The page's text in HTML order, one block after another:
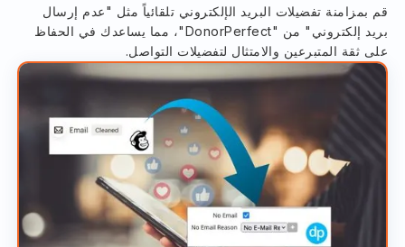
قم بمزامنة تفضيلات البريد الإلكتروني تلقائياً مثل "عدم إرسال
بريد إلكتروني" من "DonorPerfect"، مما يساعدك في الحفاظ
على ثقة المتبرعين والامتثال لتفضيلات التواصل.